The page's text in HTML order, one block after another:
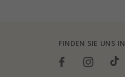
FINDEN SIE UNS